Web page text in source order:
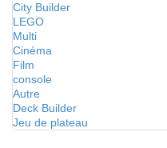
City Builder
LEGO
Multi
Cinéma
Film
console
Autre
Deck Builder
Jeu de plateau